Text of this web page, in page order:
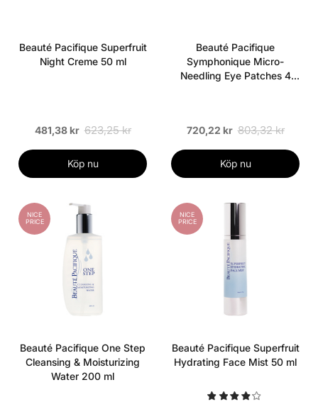
Beauté Pacifique Superfruit
Night Creme 50 ml
481,38 kr 623,25 kr
Köp nu
Beauté Pacifique
Symphonique Micro-
Needling Eye Patches 4
720,22 kr 803,32 kr
Köp nu
NICE
PRICE
Beauté Pacifique One Step
Cleansing & Moisturizing
Water 200 ml
NICE
PRICE
Beauté Pacifique Superfruit
Hydrating Face Mist 50 ml